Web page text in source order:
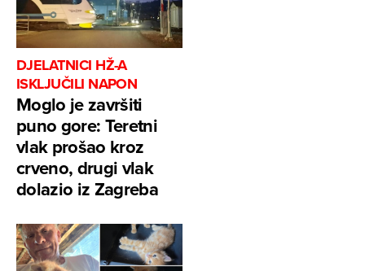
DJELATNICI HŽ-A
ISKLJUČILI NAPON
Moglo je završiti
puno gore: Teretni
vlak prošao kroz
crveno, drugi vlak
dolazio iz Zagreba